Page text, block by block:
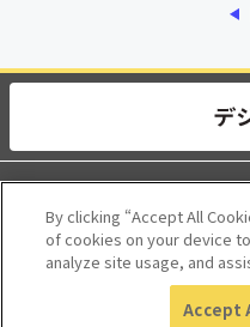
動作環境
利用規約
© 2017 Digital Agency,
By clicking “Accept All
of cookies on your device
analyze site usage, and
Accept